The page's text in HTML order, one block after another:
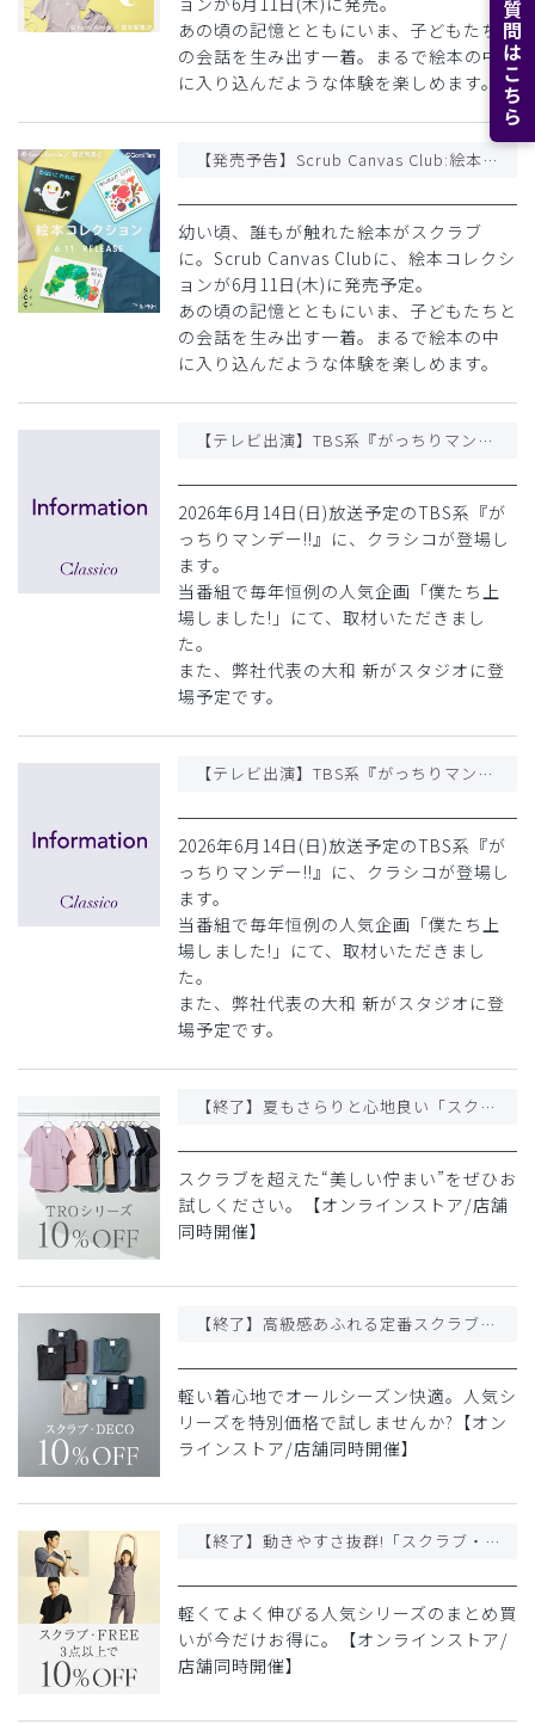
あの頃の記憶とともにいま、子どもたちと
の会話を生み出す一着。まるで絵本の中
に入り込んだような体験を楽しめます。
【発売予告】Scrub Canvas Club:絵本コレクション
幼い頃、誰もが触れた絵本がスクラブ
に。Scrub Canvas Clubに、絵本コレクシ
ョンが6月11日(木)に発売予定。
あの頃の記憶とともにいま、子どもたちと
の会話を生み出す一着。まるで絵本の中
に入り込んだような体験を楽しめます。
【テレビ出演】TBS系『がっちりマンデー!!』6/14(日)放送回にクラシコが登場しました
2026年6月14日(日)放送予定のTBS系『が
っちりマンデー!!』に、クラシコが登場し
ます。
当番組で毎年恒例の人気企画「僕たち上
場しました!」にて、取材いただきまし
た。
また、弊社代表の大和 新がスタジオに登
場予定です。
【テレビ出演】TBS系『がっちりマンデー!!』6/14(日)放送回にクラシコが登場します
2026年6月14日(日)放送予定のTBS系『が
っちりマンデー!!』に、クラシコが登場し
ます。
当番組で毎年恒例の人気企画「僕たち上
場しました!」にて、取材いただきまし
た。
また、弊社代表の大和 新がスタジオに登
場予定です。
【終了】夏もさらりと心地良い「スクラブ・TRO」が10%OFF
スクラブを超えた“美しい佇まい”をぜひお
試しください。【オンラインストア/店舗
同時開催】
【終了】高級感あふれる定番スクラブ「DECO」が10%OFF
軽い着心地でオールシーズン快適。人気シ
リーズを特別価格で試しませんか?【オン
ラインストア/店舗同時開催】
【終了】動きやすさ抜群!「スクラブ・FREE」3点以上購入で10%OFF
軽くてよく伸びる人気シリーズのまとめ買
いが今だけお得に。【オンラインストア/
店舗同時開催】